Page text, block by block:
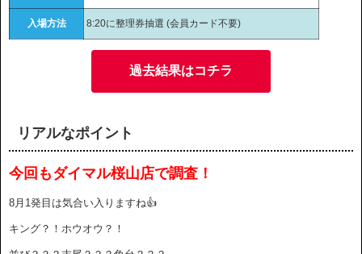
入場方法 8:20に整理券抽選 (会員カード不要)
過去結果はコチラ
リアルなポイント
今回もダイマル桜山店で調査！
8月1発目は気合い入りますね👍
キング？！ホウオウ？！